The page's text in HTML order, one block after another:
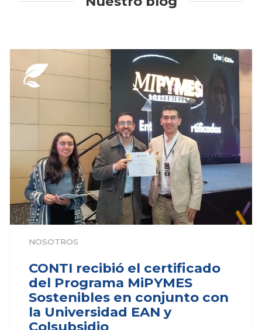
NOSOTROS
CONTI recibió el certificado
del Programa MiPYMES
Sostenibles en conjunto con
la Universidad EAN y
Colsubsidio